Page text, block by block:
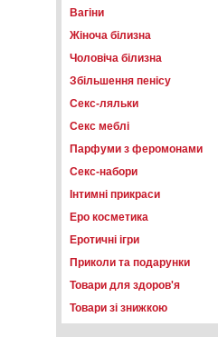
Вагіни
Жіноча білизна
Чоловіча білизна
Збільшення пенісу
Секс-ляльки
Секс меблі
Парфуми з феромонами
Секс-набори
Інтимні прикраси
Еро косметика
Еротичні ігри
Приколи та подарунки
Товари для здоров'я
Товари зі знижкою